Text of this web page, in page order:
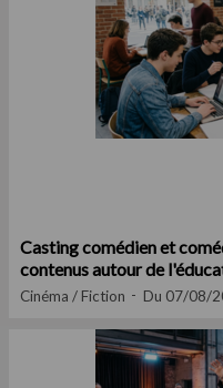
Casting comédien et
contenus autour de
Cinéma / Fiction Du 07/08/